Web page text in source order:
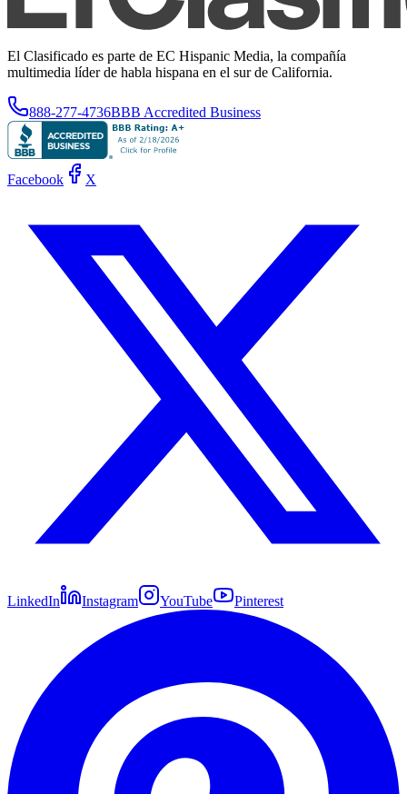
El Clasificado es parte de EC Hispanic Media, la compañía
multimedia líder de habla hispana en el sur de California.
888-277-4736BBB Accredited Business
Facebook X
LinkedIn Instagram YouTube Pinterest